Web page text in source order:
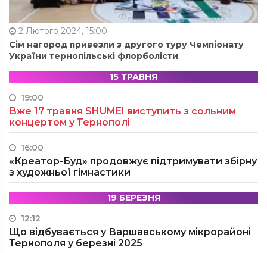
2 Лютого 2024, 15:00
Сім нагород привезли з другого туру Чемпіонату
України тернопільські флорболісти
15 ТРАВНЯ
19:00
Вже 17 травня SHUMEI виступить з сольним
концертом у Тернополі
16:00
«Креатор-Буд» продовжує підтримувати збірну
з художньої гімнастики
19 БЕРЕЗНЯ
12:12
Що відбувається у Варшавському мікрорайоні
Тернополя у березні 2025